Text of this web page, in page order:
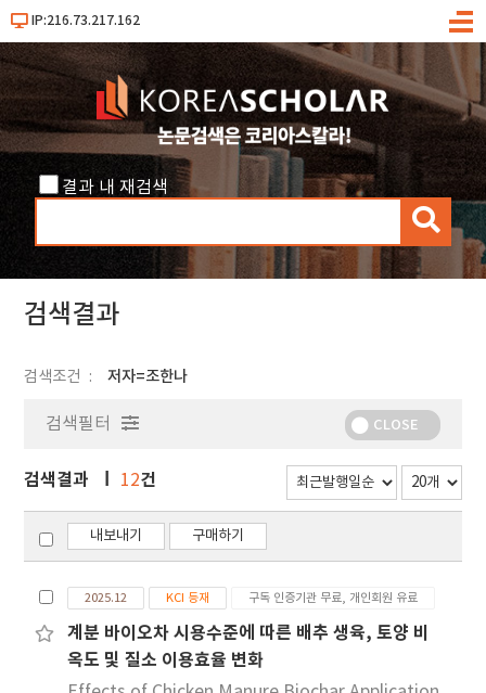
IP:216.73.217.162
메
결과 내 재검색
검
색
검색결과
검색조건 저자=조한나
검색필터 CLOSE
검색결과 12건
내보내기 구매하기
2025.12 KCI 등재 구독 인증기관 무료, 개인회원 유료
계분 바이오차 시용수준에 따른 배추 생육, 토양 비
옥도 및 질소 이용효율 변화